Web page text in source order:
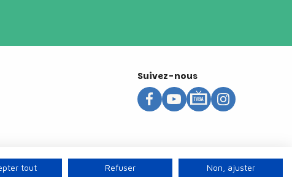
Suivez-nous
tout Refuser Non, ajuster